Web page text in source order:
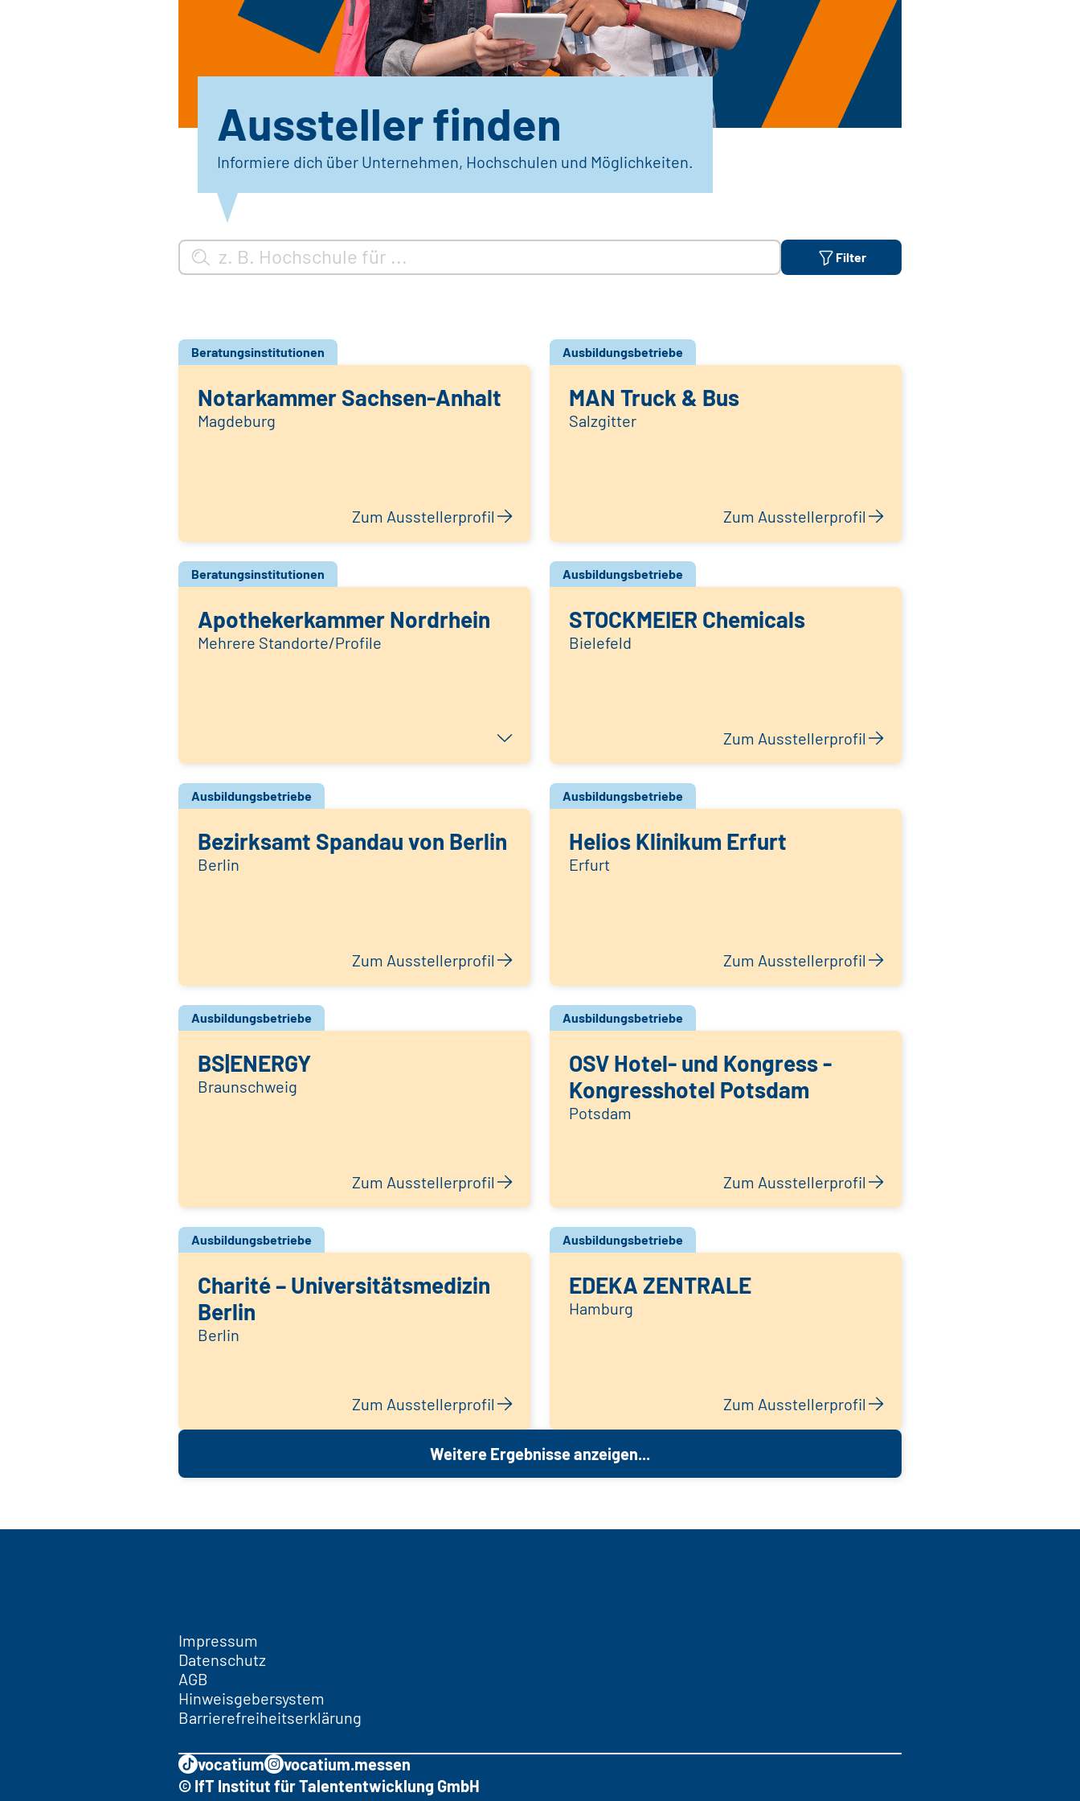
Aussteller finden
Informiere dich über Unternehmen, Hochschulen und Möglichkeiten.
Filter
Beratungsinstitutionen
Notarkammer Sachsen-Anhalt
Magdeburg
Zum Ausstellerprofil
Ausbildungsbetriebe
MAN Truck & Bus
Salzgitter
Zum Ausstellerprofil
Beratungsinstitutionen
Apothekerkammer Nordrhein
Mehrere Standorte/Profile
Ausbildungsbetriebe
STOCKMEIER Chemicals
Bielefeld
Zum Ausstellerprofil
Ausbildungsbetriebe
Bezirksamt Spandau von Berlin
Berlin
Zum Ausstellerprofil
Ausbildungsbetriebe
Helios Klinikum Erfurt
Erfurt
Zum Ausstellerprofil
Ausbildungsbetriebe
BS|ENERGY
Braunschweig
Zum Ausstellerprofil
Ausbildungsbetriebe
OSV Hotel- und Kongress -
Kongresshotel Potsdam
Potsdam
Zum Ausstellerprofil
Ausbildungsbetriebe
Charité – Universitätsmedizin
Berlin
Berlin
Zum Ausstellerprofil
Ausbildungsbetriebe
EDEKA ZENTRALE
Hamburg
Zum Ausstellerprofil
Weitere Ergebnisse anzeigen...
Impressum
Datenschutz
AGB
Hinweisgebersystem
Barrierefreiheitserklärung
vocatium
vocatium.messen
© IfT Institut für Talententwicklung GmbH